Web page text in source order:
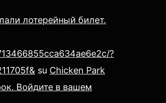
лотерейный билет.
?
su Chicken Park
Войдите в вашем